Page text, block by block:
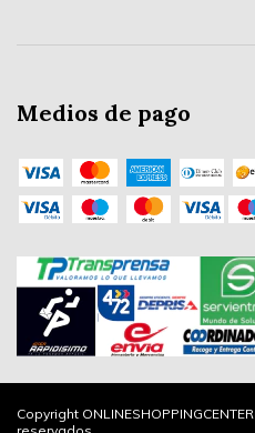
Medios de pago
Copyright